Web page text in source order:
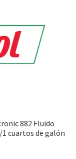
882 Fluido
cuartos de galón